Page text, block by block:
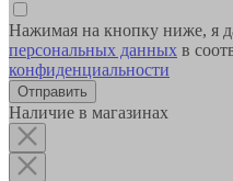
Нажимая на кнопку ниже, я
персональных данных в
конфиденциальности
Наличие в магазинах